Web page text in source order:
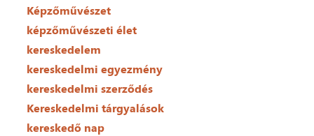
Képzőművészet
képzőművészeti élet
kereskedelem
kereskedelmi egyezmény
kereskedelmi szerződés
Kereskedelmi tárgyalások
kereskedő nap